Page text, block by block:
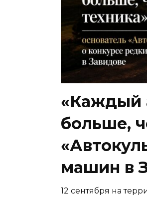
«Каждый
больше,
машин в
12 сентября на